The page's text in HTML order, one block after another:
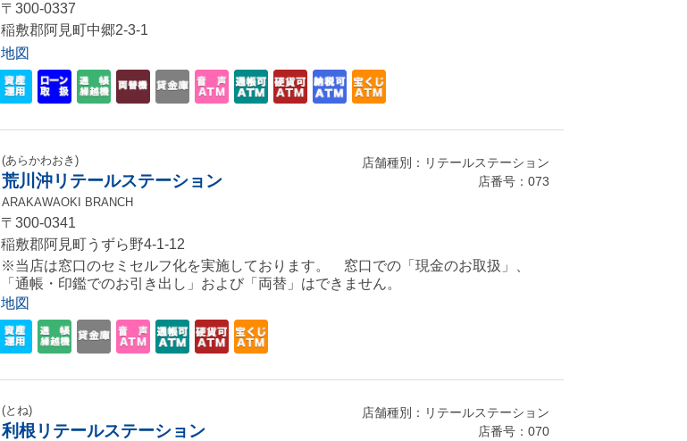
〒300-0337
稲敷郡阿見町中郷2-3-1
地図
(あらかわおき)
荒川沖リテールステーション
ARAKAWAOKI BRANCH
店舗種別：リテールステーション
店番号：073
〒300-0341
稲敷郡阿見町うずら野4-1-12
※当店は窓口のセミセルフ化を実施しております。 窓口での「現金のお取扱」、
「通帳・印鑑でのお引き出し」および「両替」はできません。
地図
(とね)
利根リテールステーション
店舗種別：リテールステーション
店番号：070